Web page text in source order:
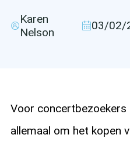
Karen
Nelson
03/02/
Voor
allemaal om het kopen